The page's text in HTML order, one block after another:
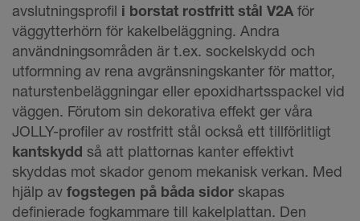
avslutningsprofil i borstat rostfritt stål V2A för
väggytterhörn för kakelbeläggning. Andra
användningsområden är t.ex. sockelskydd och
utformning av rena avgränsningskanter för mattor,
naturstenbeläggningar eller epoxidhartsspackel vid
väggen. Förutom sin dekorativa effekt ger våra
JOLLY-profiler av rostfritt stål också ett tillförlitligt
kantskydd så att plattornas kanter effektivt
skyddas mot skador genom mekanisk verkan. Med
hjälp av fogstegen på båda sidor skapas
definierade fogkammare till kakelplattan. Den